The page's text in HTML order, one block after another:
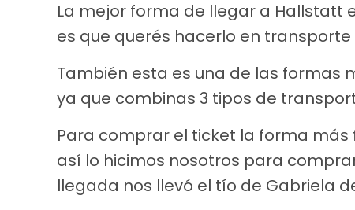
La mejor forma de llegar a Hallstatt
es que querés hacerlo en transporte
También esta es una de las formas
ya que combinas 3 tipos de
Para comprar el ticket la forma
así lo hicimos nosotros para
llegada nos llevó el tío de Gabriela